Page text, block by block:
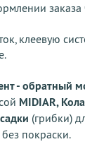
заказа
клеевую
- обратный
MIDIAR,
(грибки)
покраски.